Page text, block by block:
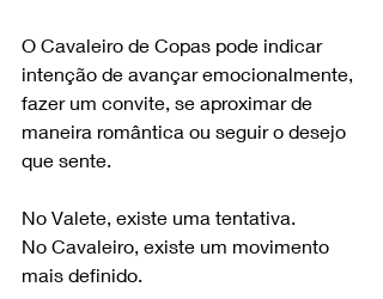
O Cavaleiro de Copas pode indicar
intenção de avançar emocionalmente,
fazer um convite, se aproximar de
maneira romântica ou seguir o desejo
que sente.
No Valete, existe uma tentativa.
No Cavaleiro, existe um movimento
mais definido.